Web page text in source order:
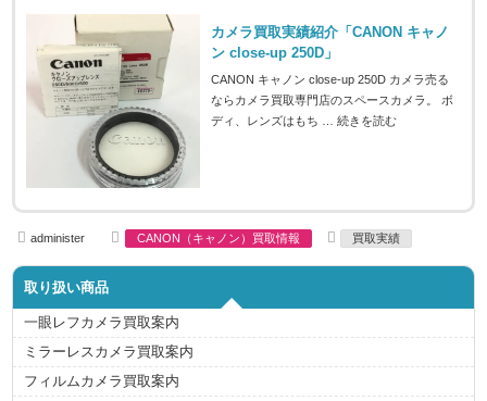
カメラ買取実績紹介「CANON キャノ
ン close-up 250D」
CANON キャノン close-up 250D カメラ売る
ならカメラ買取専門店のスペースカメラ。 ボ
ディ、レンズはもち …続きを読む
A
u
o
administer
C
a
r
i
e
s
CANON（キャノン）買取情報
T
a
買取実績
取り扱い商品
一眼レフカメラ買取案内
ミラーレスカメラ買取案内
フィルムカメラ買取案内